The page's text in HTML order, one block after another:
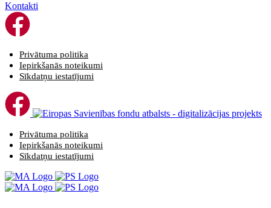
Kontakti
Privātuma politika
Iepirkšanās noteikumi
Sīkdatņu iestatījumi
Privātuma politika
Iepirkšanās noteikumi
Sīkdatņu iestatījumi